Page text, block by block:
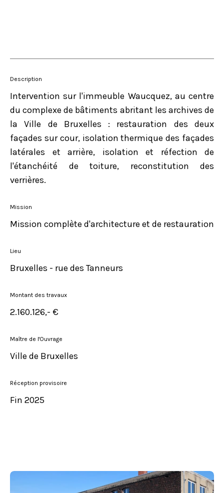
Description
Intervention sur l'immeuble Waucquez, au centre
du complexe de bâtiments abritant les archives de
la Ville de Bruxelles : restauration des deux
façades sur cour, isolation thermique des façades
latérales et arrière, isolation et réfection de
l'étanchéité de toiture, reconstitution des
verrières.
Mission
Mission complète d'architecture et de restauration
Lieu
Bruxelles - rue des Tanneurs
Montant des travaux
2.160.126,- €
Maître de l'Ouvrage
Ville de Bruxelles
Réception provisoire
Fin 2025